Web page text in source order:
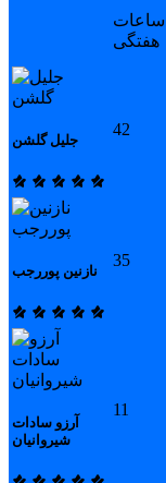
ساعات
هفتگی
جلیل گلشن
42
نازنین پوررجب
35
آرزو سادات
شیروانیان
11